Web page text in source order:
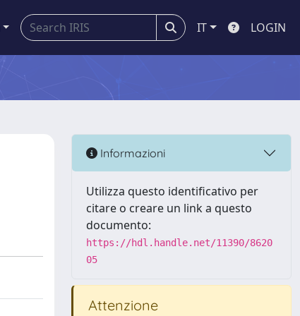
IT LOGIN
Informazioni
Utilizza questo identificativo per
citare o creare un link a questo
documento:
https://hdl.handle.net/11390/8620
05
Attenzione